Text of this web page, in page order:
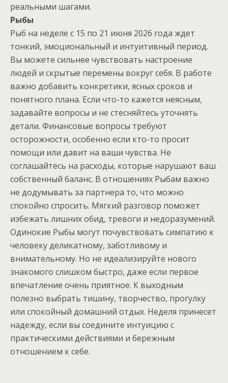
реальными шагами.
Рыбы
Рыб на неделе с 15 по 21 июня 2026 года ждет
тонкий, эмоциональный и интуитивный период.
Вы можете сильнее чувствовать настроение
людей и скрытые перемены вокруг себя. В работе
важно добавить конкретики, ясных сроков и
понятного плана. Если что-то кажется неясным,
задавайте вопросы и не стесняйтесь уточнять
детали. Финансовые вопросы требуют
осторожности, особенно если кто-то просит
помощи или давит на ваши чувства. Не
соглашайтесь на расходы, которые нарушают ваш
собственный баланс. В отношениях Рыбам важно
не додумывать за партнера то, что можно
спокойно спросить. Мягкий разговор поможет
избежать лишних обид, тревоги и недоразумений.
Одинокие Рыбы могут почувствовать симпатию к
человеку деликатному, заботливому и
внимательному. Но не идеализируйте нового
знакомого слишком быстро, даже если первое
впечатление очень приятное. К выходным
полезно выбрать тишину, творчество, прогулку
или спокойный домашний отдых. Неделя принесет
надежду, если вы соедините интуицию с
практическими действиями и бережным
отношением к себе.